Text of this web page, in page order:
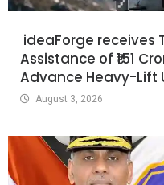
ideaForge receives
Assistance of ₹151
Advance Heavy-Lift
August 3, 2026